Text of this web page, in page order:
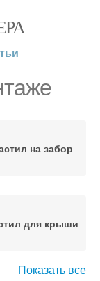
на забор
для крыши
Показать все